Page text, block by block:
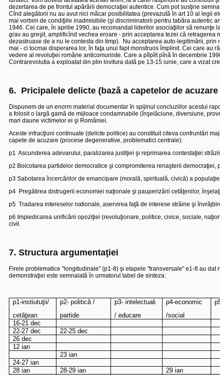
dezertarea de pe frontul apărării democraţiei autentice. Cum pot susţine
Cînd alegătorii nu au avut nici măcar posibilitatea (prevazută în art 10 al legii
mai vorbim de condiţiile inadmisibile (şi discriminatorii pentru tabăra autentic
1946. Cei care, în aprilie 1990, au recomandat liderilor asociaţiilor să
grav au greşit, amplificînd vechea eroare - prin acceptarea tezei că
dezastruase de a nu le contesta din timp). Nu acceptarea auto-legitimării, prin
mai - ci tocmai disperarea lor, în faţa unui fapt monstruos împlinit. Cei care au
vedere al revoluţiei române anticomuniste. Care a pîlpîit pînă în decembrie
Contrarevolutia a exploatat din plin lovitura dată pe 13-15 iunie, care a vizat
6. Pricipalele delicte (bază a capetelor de acuzare
Dispunem de un enorm material documentar în spijinul concluziilor acestui
a folosit o largă gamă de mijloace condamnabile (înşelăciune, diversiune,
mari daune victimelor ei şi României.
Aceste infracţiuni continuate (delicte politice) au constituit citeva confruntări
capete de acuzare (procese degenerative, problematici centrale):
p1 Ascunderea adevarului, paralizarea justiţiei şi reprimarea contestaţiei
p2 Boicotarea partidelor democratice şi compromiterea renaşterii
p3 Sabotarea încercărilor de emancipare (morală, spirituală, civică) a
p4 Pregătirea distrugerii economiei naţionale şi pauperizării cetăţenilor,
p5 Tradarea intereselor nationale, aservirea faţă de interese străine şi
p6 Impiedicarea unificării opoziţiei (revoluţionare, politice, civice, sociale,
civil.
7. Structura argumentaţiei
Firele problematice "longitudinale" (p1-8) şi etapele "transversale" e1-8 au
demonstraţiei este semnalată în urmatorul tabel de sinteza:
p1-instiutuţii/
cetăţean
p2- politică /
partide
p3- intelectuali
/ educare
p4-economic
/social
16-21 dec
22-27 dec
22-25 dec
26 dec
12 ian
23 ian
24-27 ian
28 ian
28-29 ian
29 ian